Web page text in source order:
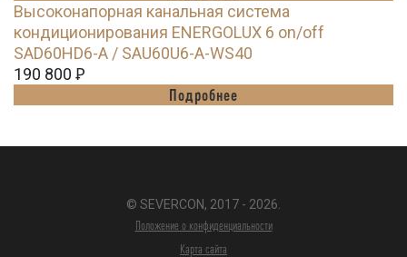
Высоконапорная канальная система
кондиционирования ENERGOLUX 6 on/off
SAD60HD6-A / SAU60U6-A-WS40
190 800 Ꝑ
Подробнее
© SEVERCON, 2017 - 2026.
Положение о конфиденциальности
Карта сайта